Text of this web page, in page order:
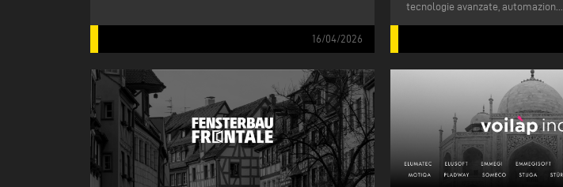
16/04/2026
tecnologie avanzate, automazion...